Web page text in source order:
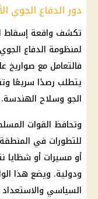
دور الدفاع الجوي
تكشف واقعة إسقاط
لمنظومة الدفاع
فالتعامل مع
يتطلب رصدًا سريعًا
الجو وسلاح الهندسة.
وتحافظ القوات
للتطورات في
أو مسيرات أو شظايا
ودولية. ويضع هذا
السياسي